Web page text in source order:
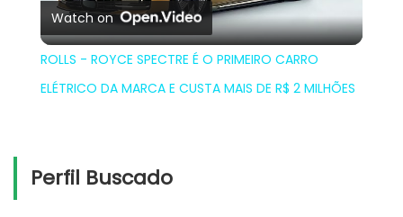
Video
Watch on
ROLLS - ROYCE SPECTRE É O PRIMEIRO CARRO
ELÉTRICO DA MARCA E CUSTA MAIS DE R$ 2 MILHÕES
Perfil Buscado